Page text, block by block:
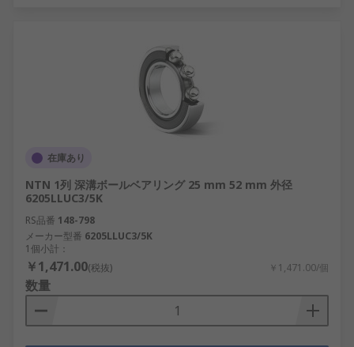
在庫あり
NTN 1列 深溝ボールベアリング 25 mm 52 mm 外径
6205LLUC3/5K
RS品番 148-798
メーカー型番 6205LLUC3/5K
1個小計：
￥1,471.00(税抜) ￥1,471.00/個
数量